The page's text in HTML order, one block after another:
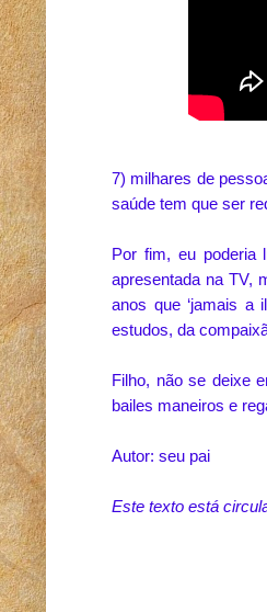
7) milhares de
saúde tem que ser
Por fim, eu poderia
apresentada na TV,
anos que ‘jamais a
estudos, da
Filho, não se deixe
bailes maneiros e
Autor: seu pai
Este texto está